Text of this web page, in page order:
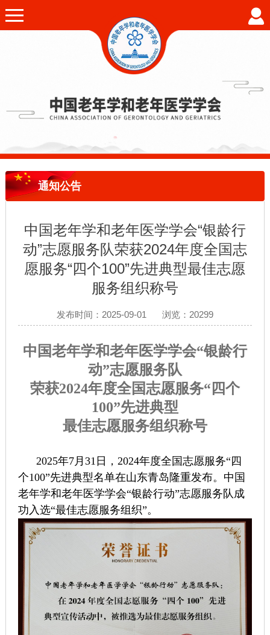
通知公告
中国老年学和老年医学学会“银龄行
动”志愿服务队荣获2024年度全国志
愿服务“四个100”先进典型最佳志愿
服务组织称号
发布时间：2025-09-01 浏览：20299
中国老年学和老年医学学会“银龄行
动”志愿服务队
荣获2024年度全国志愿服务“四个
100”先进典型
最佳志愿服务组织称号
2025年7月31日，2024年度全国志愿服务“四
个100”先进典型名单在山东青岛隆重发布。中国
老年学和老年医学学会“银龄行动”志愿服务队成
功入选“最佳志愿服务组织”。